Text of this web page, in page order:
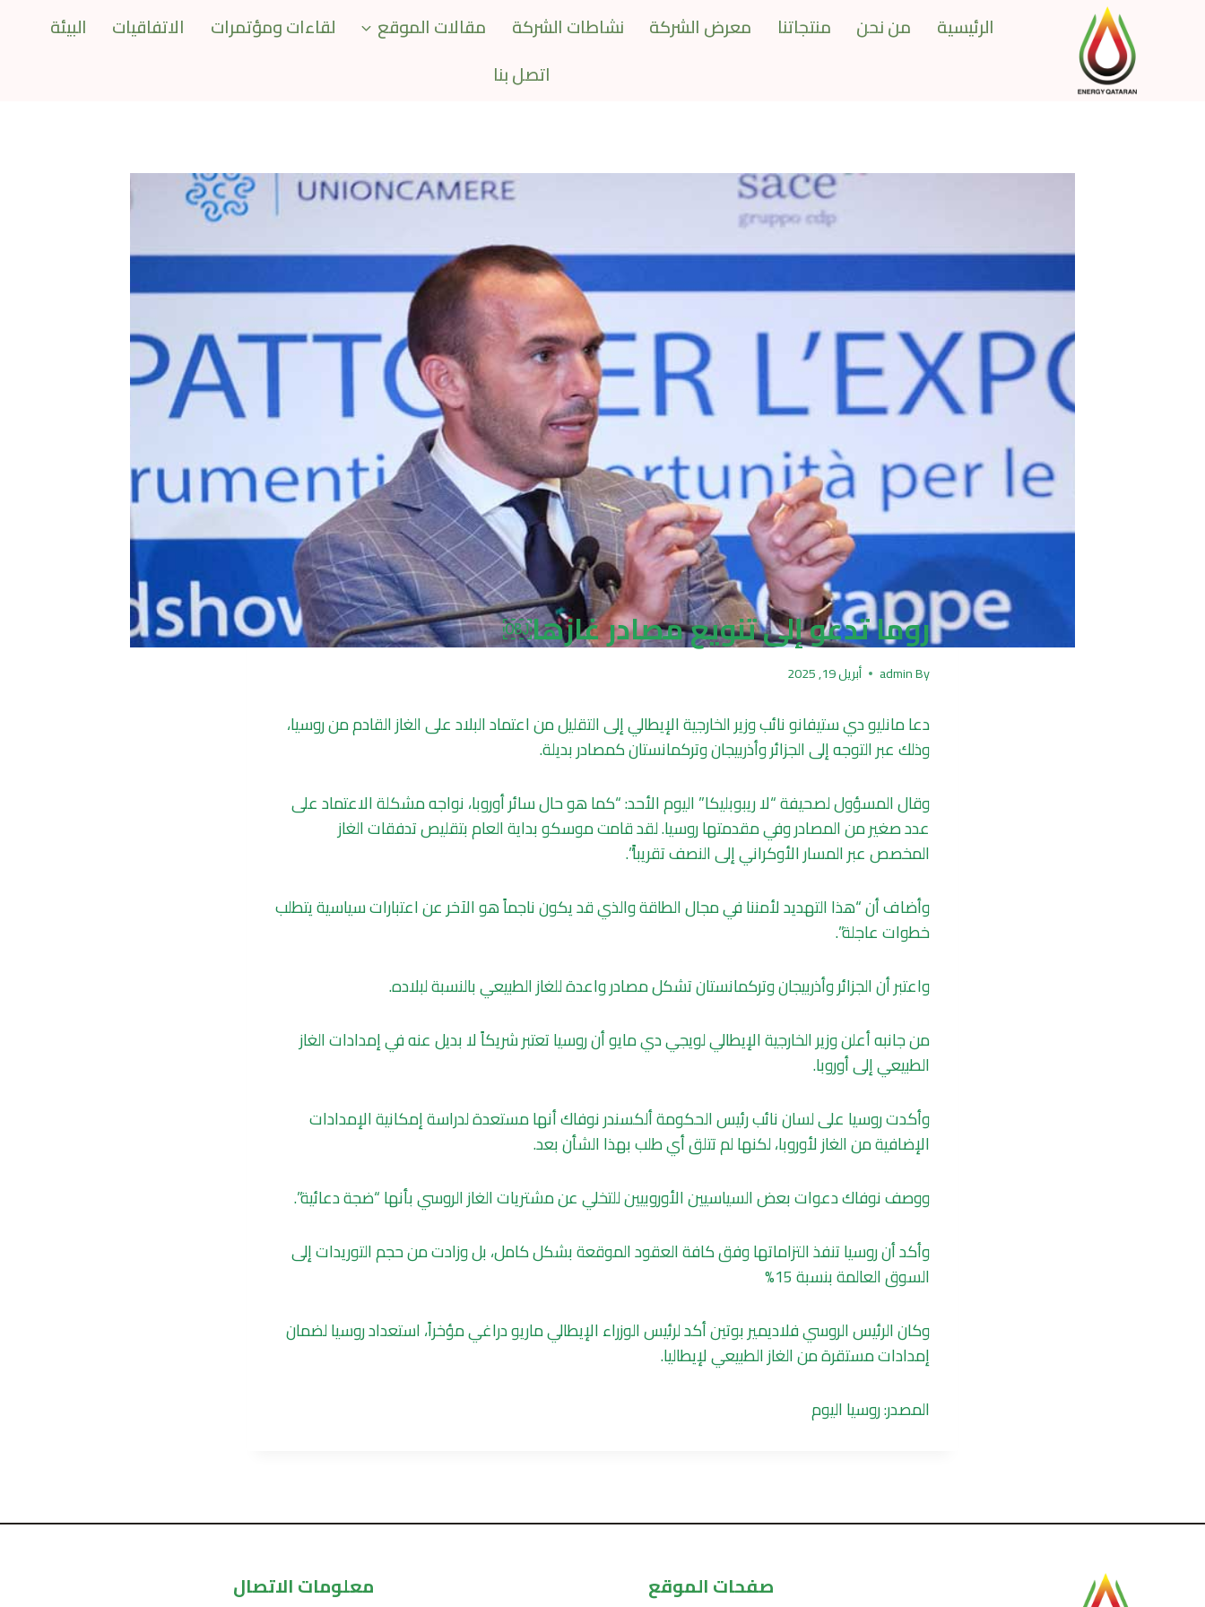
الرئيسية من نحن منتجاتنا معرض الشركة نشاطات الشركة مقالات الموقع لقاءات ومؤتمرات الاتفاقيات
البيئة
اتصل بنا
روما تدعو إلى تنويع مصادر غازها￼
By
admin أبريل 19, 2025
دعا مانليو دي ستيفانو نائب وزير الخارجية الإيطالي إلى التقليل من اعتماد البلاد على الغاز القادم من روسيا،
وذلك عبر التوجه إلى الجزائر وأذربيجان وتركمانستان كمصادر بديلة.
وقال المسؤول لصحيفة “لا ريبوبليكا” اليوم الأحد: “كما هو حال سائر أوروبا، نواجه مشكلة الاعتماد على
عدد صغير من المصادر وفي مقدمتها روسيا. لقد قامت موسكو بداية العام بتقليص تدفقات الغاز
المخصص عبر المسار الأوكراني إلى النصف تقريباً”.
وأضاف أن “هذا التهديد لأمننا في مجال الطاقة والذي قد يكون ناجماً هو الآخر عن اعتبارات سياسية يتطلب
خطوات عاجلة”.
واعتبر أن الجزائر وأذربيجان وتركمانستان تشكل مصادر واعدة للغاز الطبيعي بالنسبة لبلاده.
من جانبه أعلن وزير الخارجية الإيطالي لويجي دي مايو أن روسيا تعتبر شريكاً لا بديل عنه في إمدادات الغاز
الطبيعي إلى أوروبا.
وأكدت روسيا على لسان نائب رئيس الحكومة ألكسندر نوفاك أنها مستعدة لدراسة إمكانية الإمدادات
الإضافية من الغاز لأوروبا، لكنها لم تتلق أي طلب بهذا الشأن بعد.
ووصف نوفاك دعوات بعض السياسيين الأوروبيين للتخلي عن مشتريات الغاز الروسي بأنها “ضجة دعائية”.
وأكد أن روسيا تنفذ التزاماتها وفق كافة العقود الموقعة بشكل كامل، بل وزادت من حجم التوريدات إلى
السوق العالمة بنسبة 15%
وكان الرئيس الروسي فلاديمير بوتين أكد لرئيس الوزراء الإيطالي ماريو دراغي مؤخراً، استعداد روسيا لضمان
إمدادات مستقرة من الغاز الطبيعي لإيطاليا.
المصدر: روسيا اليوم
صفحات الموقع معلومات الاتصال